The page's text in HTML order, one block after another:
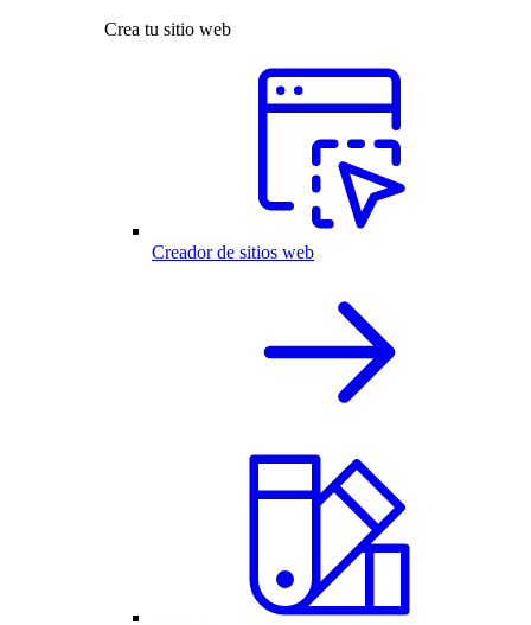
Crea tu sitio web
Creador de sitios web